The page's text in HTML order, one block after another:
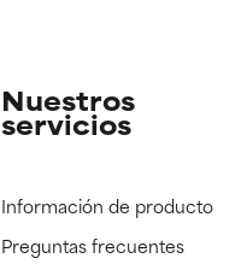
Nuestros
servicios
Información de producto
Preguntas frecuentes